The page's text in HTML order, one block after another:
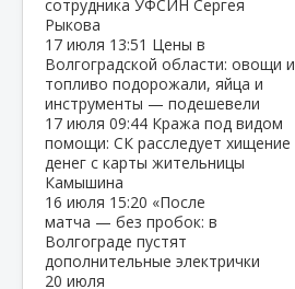
сотрудника УФСИН Сергея
Рыкова
17 июля 13:51 Цены в
Волгоградской области: овощи и
топливо подорожали, яйца и
инструменты — подешевели
17 июля 09:44 Кража под видом
помощи: СК расследует хищение
денег с карты жительницы
Камышина
16 июля 15:20 «После
матча — без пробок: в
Волгограде пустят
дополнительные электрички
20 июля